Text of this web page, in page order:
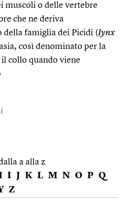
muscoli o delle vertebre
che ne deriva
della famiglia dei Picidi (Iynx
così denominato per la
collo quando viene
a alla z
I J K L M N O P Q
Z